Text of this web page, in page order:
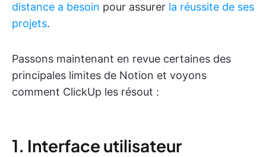
distance a besoin pour assurer la réussite de ses
projets.
Passons maintenant en revue certaines des
principales limites de Notion et voyons
comment ClickUp les résout :
1. Interface utilisateur